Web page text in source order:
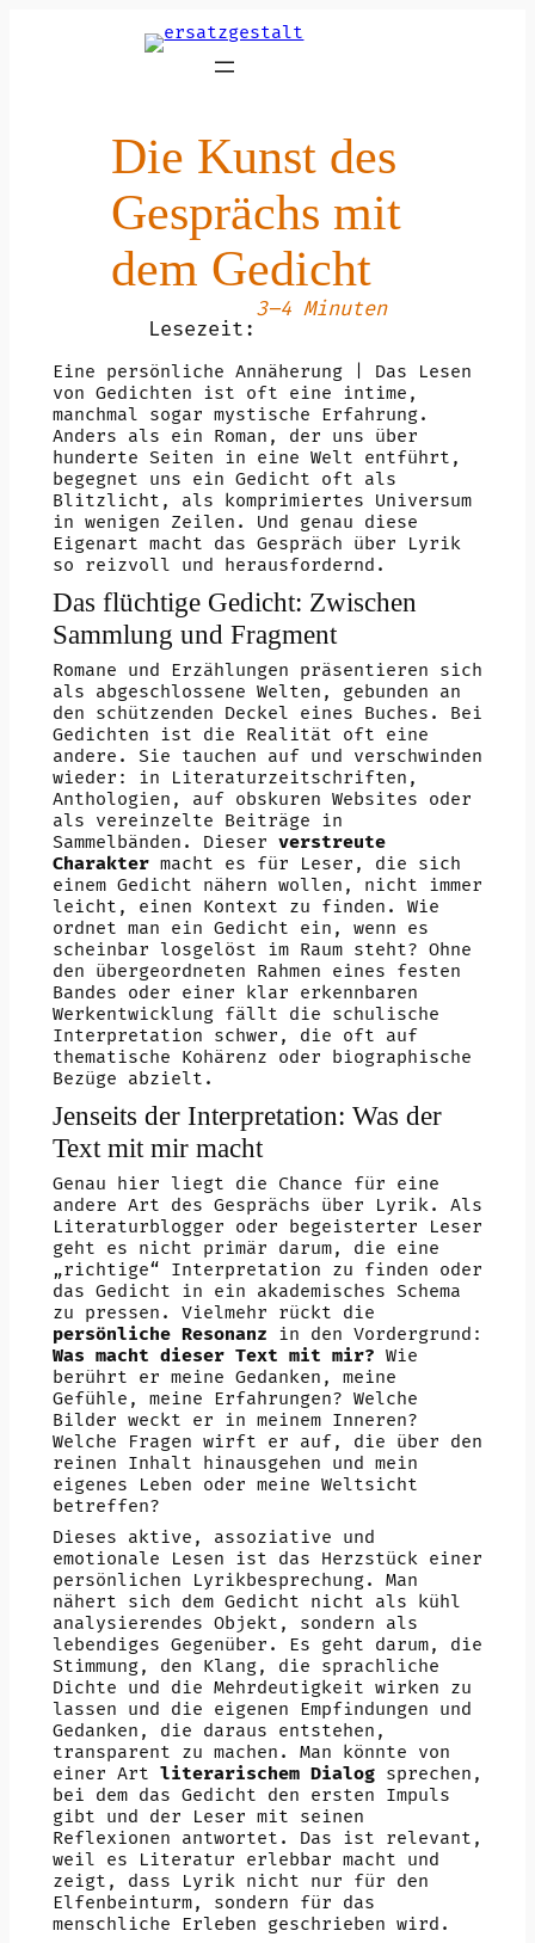
Die Kunst des
Gesprächs mit
dem Gedicht
Lesezeit:
3–4 Minuten
Eine persönliche Annäherung | Das Lesen
von Gedichten ist oft eine intime,
manchmal sogar mystische Erfahrung.
Anders als ein Roman, der uns über
hunderte Seiten in eine Welt entführt,
begegnet uns ein Gedicht oft als
Blitzlicht, als komprimiertes Universum
in wenigen Zeilen. Und genau diese
Eigenart macht das Gespräch über Lyrik
so reizvoll und herausfordernd.
Das flüchtige Gedicht: Zwischen
Sammlung und Fragment
Romane und Erzählungen präsentieren sich
als abgeschlossene Welten, gebunden an
den schützenden Deckel eines Buches. Bei
Gedichten ist die Realität oft eine
andere. Sie tauchen auf und verschwinden
wieder: in Literaturzeitschriften,
Anthologien, auf obskuren Websites oder
als vereinzelte Beiträge in
Sammelbänden. Dieser verstreute
Charaktermacht es für Leser, die sich
einem Gedicht nähern wollen, nicht immer
leicht, einen Kontext zu finden. Wie
ordnet man ein Gedicht ein, wenn es
scheinbar losgelöst im Raum steht? Ohne
den übergeordneten Rahmen eines festen
Bandes oder einer klar erkennbaren
Werkentwicklung fällt die schulische
Interpretation schwer, die oft auf
thematische Kohärenz oder biographische
Bezüge abzielt.
Jenseits der Interpretation: Was der
Text mit mir macht
Genau hier liegt die Chance für eine
andere Art des Gesprächs über Lyrik. Als
Literaturblogger oder begeisterter Leser
geht es nicht primär darum, die eine
„richtige“ Interpretation zu finden oder
das Gedicht in ein akademisches Schema
zu pressen. Vielmehr rückt die
persönliche Resonanz in den Vordergrund:
Was macht dieser Text mit mir? Wie
berührt er meine Gedanken, meine
Gefühle, meine Erfahrungen? Welche
Bilder weckt er in meinem Inneren?
Welche Fragen wirft er auf, die über den
reinen Inhalt hinausgehen und mein
eigenes Leben oder meine Weltsicht
betreffen?
Dieses aktive, assoziative und
emotionale Lesen ist das Herzstück einer
persönlichen Lyrikbesprechung. Man
nähert sich dem Gedicht nicht als kühl
analysierendes Objekt, sondern als
lebendiges Gegenüber. Es geht darum, die
Stimmung, den Klang, die sprachliche
Dichte und die Mehrdeutigkeit wirken zu
lassen und die eigenen Empfindungen und
Gedanken, die daraus entstehen,
transparent zu machen. Man könnte von
einer Art literarischem Dialogsprechen,
bei dem das Gedicht den ersten Impuls
gibt und der Leser mit seinen
Reflexionen antwortet. Das ist relevant,
weil es Literatur erlebbar macht und
zeigt, dass Lyrik nicht nur für den
Elfenbeinturm, sondern für das
menschliche Erleben geschrieben wird.